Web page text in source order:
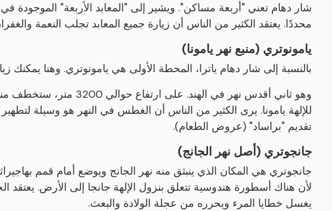
شار دهام تعني "أربعة مساكن". ويشير إلى "المعابد الأربعة" الموجودة في
محددًا. يعتقد الكثير من الناس أن زيارة جميع المعابد تجلب النعمة
يامونوتري (منبع نهر يامونا)
بالنسبة إلى شار دهام ياترا، المحطة الأولى هي يامونوتري. وهنا يمكنك
وهو ثاني أقدس نهر في الهند.
للإلهة يامونا. يرى الكثير من الناس أن الغطس في النهر هو وسيلة
تقديم "براساد" (عروض الطعام).
جانجوتري (أصل نهر الجانج)
جانجوتري هي المكان الذي ينبثق منه نهر الجانج ويوضع أمام قمم
لأن هناك أسطورة هندوسية تتعلق بنزول الإلهة جانجا إلى الأرض.
يغسل خطايا المرء ويحرره من عجلة الولادة والبعث.